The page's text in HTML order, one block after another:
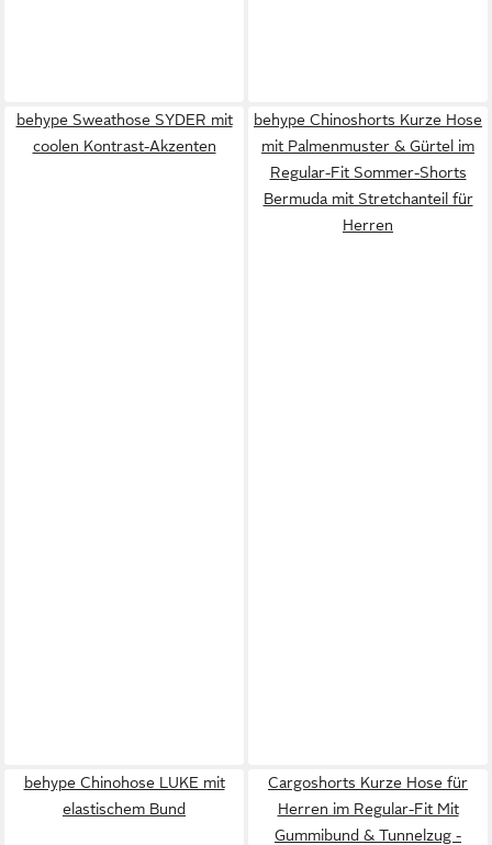
behype Sweathose SYDER mit
coolen Kontrast-Akzenten
behype Chinoshorts Kurze Hose
mit Palmenmuster & Gürtel im
Regular-Fit Sommer-Shorts
Bermuda mit Stretchanteil für
Herren
behype Chinohose LUKE mit
elastischem Bund
Cargoshorts Kurze Hose für
Herren im Regular-Fit Mit
Gummibund & Tunnelzug -